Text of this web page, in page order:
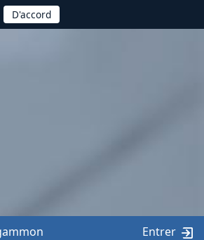
Entrer